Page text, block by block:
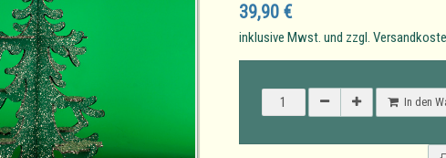
39,90 €
inklusive Mwst. und zzgl.
In den